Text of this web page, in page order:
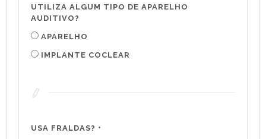
UTILIZA ALGUM TIPO DE APARELHO
AUDITIVO?
APARELHO
IMPLANTE COCLEAR
USA FRALDAS? *